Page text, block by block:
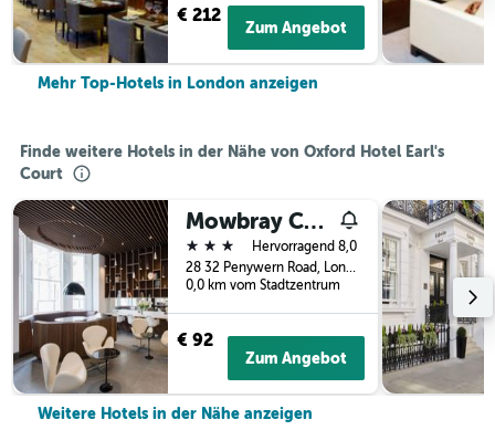
€ 212
Zum Angebot
Mehr Top-Hotels in London anzeigen
Finde weitere Hotels in der Nähe von Oxford Hotel Earl's
Court
Mowbray Court Hotel
3 Sterne
Hervorragend 8,0
28 32 Penywern Road, London, Großbritannien
0,0 km vom Stadtzentrum
€ 92
Zum Angebot
Weitere Hotels in der Nähe anzeigen